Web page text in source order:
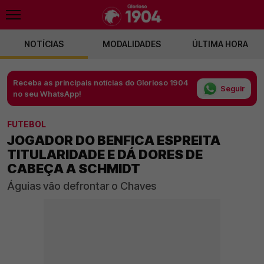
NOTÍCIAS MODALIDADES ÚLTIMA HORA
Receba as principais notícias do Glorioso 1904
no seu WhatsApp!
Seguir
FUTEBOL
JOGADOR DO BENFICA ESPREITA
TITULARIDADE E DÁ DORES DE
CABEÇA A SCHMIDT
Águias vão defrontar o Chaves